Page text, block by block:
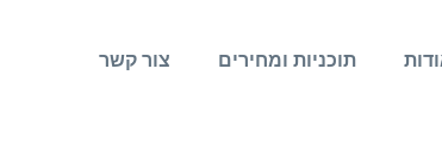
תוכניות ומחירים צור קשר